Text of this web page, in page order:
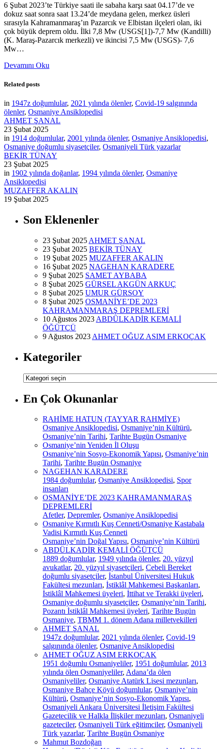
6 Şubat 2023’te Türkiye saati ile sabaha karşı saat 04.17’de ve
dokuz saat sonra saat 13.24’de meydana gelen, merkez üsleri
sırasıyla Kahramanmaraş’ın Pazarcık ve Elbistan ilçeleri olan, iki
çok büyük deprem oldu. İlki 7,8 Mw (USGS[1])-7,7 Mw (Kandilli)
(K. Maraş-Pazarcık merkezli) ve ikincisi 7,5 Mw (USGS)- 7,6
Mw…
Devamını Oku
Related posts
in 1947z doğumlular, 2021 yılında ölenler, Covid-19 salgınında
ölenler, Osmaniye Ansiklopedisi
AHMET ŞANAL
23 Şubat 2025
in 1914 doğumlular, 2001 yılında ölenler, Osmaniye Ansiklopedisi,
Osmaniye doğumlu siyasetçiler, Osmaniyeli Türk yazarlar
BEKİR TÜNAY
23 Şubat 2025
in 1902 yılında doğanlar, 1994 yılında ölenler, Osmaniye
Ansiklopedisi
MUZAFFER AKALIN
19 Şubat 2025
Son Eklenenler
23 Şubat 2025 AHMET ŞANAL
23 Şubat 2025 BEKİR TÜNAY
19 Şubat 2025 MUZAFFER AKALIN
16 Şubat 2025 NAGEHAN KARADERE
9 Şubat 2025 SAMET AYBABA
8 Şubat 2025 GÜRSEL AKGÜN ARKUÇ
8 Şubat 2025 UMUR GÜRSOY
8 Şubat 2025 OSMANİYE’DE 2023
KAHRAMANMARAŞ DEPREMLERİ
10 Ağustos 2023 ABDÜLKADİR KEMALİ
ÖĞÜTÇÜ
9 Ağustos 2023 AHMET OĞUZ ASIM ERKOÇAK
Kategoriler
Kategoriler
En Çok Okunanlar
RAHİME HATUN (TAYYAR RAHMİYE)
Osmaniye Ansiklopedisi, Osmaniye’nin Kültürü,
Osmaniye’nin Tarihi, Tarihte Bugün Osmaniye
Osmaniye’nin Yeniden İl Oluşu
Osmaniye’nin Sosyo-Ekonomik Yapısı, Osmaniye’nin
Tarihi, Tarihte Bugün Osmaniye
NAGEHAN KARADERE
1984 doğumlular, Osmaniye Ansiklopedisi, Spor
insanları
OSMANİYE’DE 2023 KAHRAMANMARAŞ
DEPREMLERİ
Afetler, Depremler, Osmaniye Ansiklopedisi
Osmaniye Kırmıtlı Kuş Cenneti/Osmaniye Kastabala
Vadisi Kırmıtlı Kuş Cenneti
Osmaniye’nin Doğal Yapısı, Osmaniye’nin Kültürü
ABDÜLKADİR KEMALİ ÖĞÜTÇÜ
1889 doğumlular, 1949 yılında ölenler, 20. yüzyıl
avukatlar, 20. yüzyıl siyasetçileri, Cebeli Bereket
doğumlu siyasetçiler, İstanbul Üniversitesi Hukuk
Fakültesi mezunları, İstiklâl Mahkemesi Başkanları,
İstiklâl Mahkemesi üyeleri, İttihat ve Terakki üyeleri,
Osmaniye doğumlu siyasetçiler, Osmaniye’nin Tarihi,
Pozantı İstiklâl Mahkemesi üyeleri, Tarihte Bugün
Osmaniye, TBMM 1. dönem Adana milletvekilleri
AHMET ŞANAL
1947z doğumlular, 2021 yılında ölenler, Covid-19
salgınında ölenler, Osmaniye Ansiklopedisi
AHMET OĞUZ ASIM ERKOÇAK
1951 doğumlu Osmaniyeliler, 1951 doğumlular, 2013
yılında ölen Osmaniyeliler, Adana’da ölen
Osmaniyeliler, Osmaniye Atatürk Lisesi mezunları,
Osmaniye Bahçe Köyü doğumlular, Osmaniye’nin
Kültürü, Osmaniye’nin Sosyo-Ekonomik Yapısı,
Osmaniyeli Ankara Üniversitesi İletişim Fakültesi
Gazetecilik ve Halkla İlişkiler mezunları, Osmaniyeli
gazeteciler, Osmaniyeli Türk eğitimciler, Osmaniyeli
Türk yazarlar, Tarihte Bugün Osmaniye
Mahmut Bozdoğan